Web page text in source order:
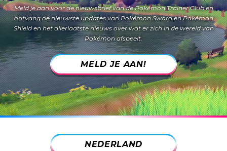
Meld je aan voor de nieuwsbrief van de Pokémon Trainer Club en
ontvang de nieuwste updates van Pokémon SwordenPokémon
Shielden het allerlaatste nieuws over wat er zich in de wereld van
Pokémon afspeelt.
MELD JE AAN!
NEDERLAND